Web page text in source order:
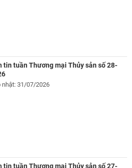
tin tuần Thương mại Thủy sản số 28-
nhật: 31/07/2026
tin tuần Thương mại Thủy sản số 27-